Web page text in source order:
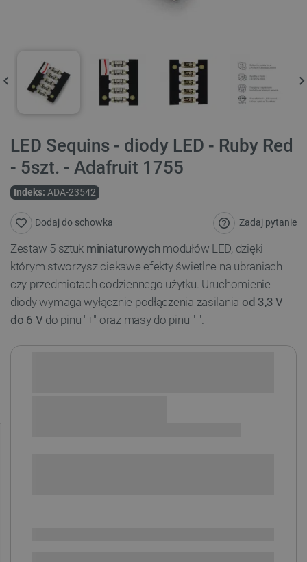
LED Sequins - diody LED - Ruby Red
- 5szt. - Adafruit 1755
Indeks: ADA-23542
Zadaj pytanie
Dodaj do schowka
Zestaw 5 sztuk miniaturowych modułów LED, dzięki
którym stworzysz ciekawe efekty świetlne na ubraniach
czy przedmiotach codziennego użytku. Uruchomienie
diody wymaga wyłącznie podłączenia zasilania od 3,3 V
do 6 Vdo pinu "+" oraz masy do pinu "-".